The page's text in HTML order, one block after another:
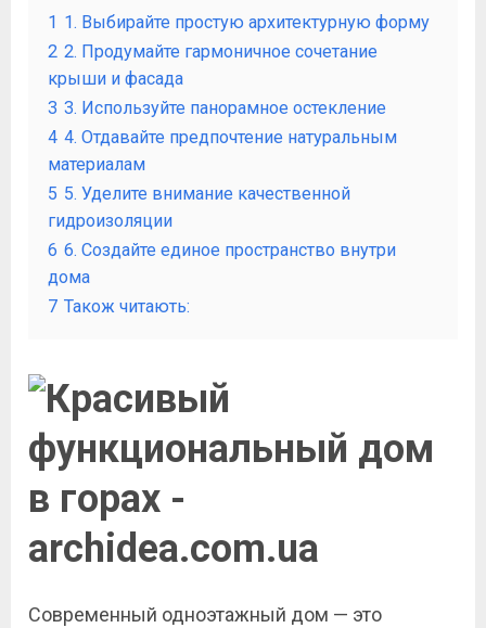
1 1. Выбирайте простую архитектурную форму
2 2. Продумайте гармоничное сочетание
крыши и фасада
3 3. Используйте панорамное остекление
4 4. Отдавайте предпочтение натуральным
материалам
5 5. Уделите внимание качественной
гидроизоляции
6 6. Создайте единое пространство внутри
дома
7 Також читають:
Современный одноэтажный дом — это